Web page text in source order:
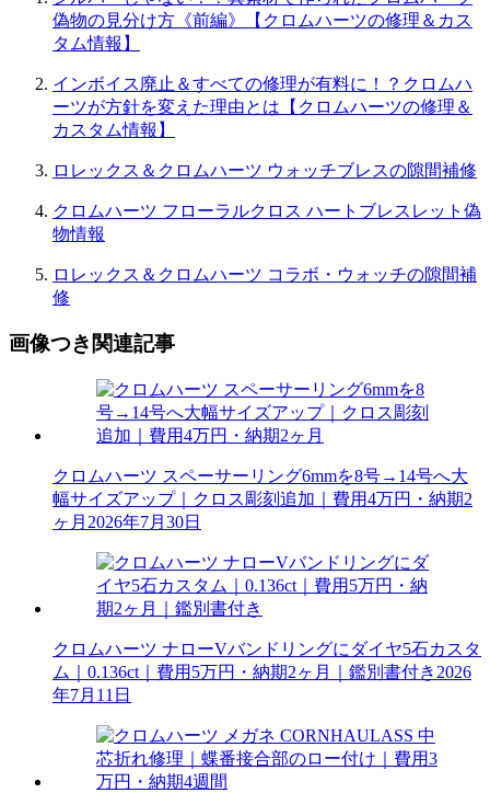
偽物の見分け方《前編》【クロムハーツの修理＆カス
タム情報】
インボイス廃止＆すべての修理が有料に！？クロムハ
ーツが方針を変えた理由とは【クロムハーツの修理＆
カスタム情報】
ロレックス＆クロムハーツ ウォッチブレスの隙間補修
クロムハーツ フローラルクロス ハートブレスレット偽
物情報
ロレックス＆クロムハーツ コラボ・ウォッチの隙間補
修
画像つき関連記事
クロムハーツ スペーサーリング6mmを8号→14号へ大
幅サイズアップ｜クロス彫刻追加｜費用4万円・納期2
ヶ月 2026年7月30日
クロムハーツ ナローVバンドリングにダイヤ5石カスタ
ム｜0.136ct｜費用5万円・納期2ヶ月｜鑑別書付き 2026
年7月11日